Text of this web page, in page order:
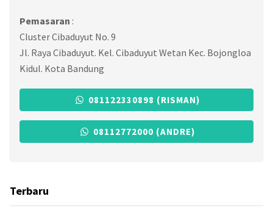
Pemasaran :
Cluster Cibaduyut No. 9
Jl. Raya Cibaduyut. Kel. Cibaduyut Wetan Kec. Bojongloa
Kidul. Kota Bandung
081122330898 (RISMAN)
08112772000 (ANDRE)
Terbaru